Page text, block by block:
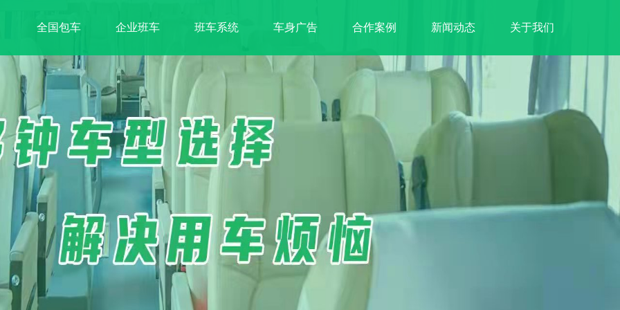
全国包车 企业班车 班车系统 车身广告 合作案例 新闻动态 关于我们